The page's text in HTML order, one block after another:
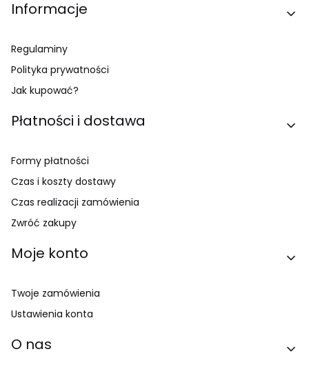
Linki w stopce
Informacje
Regulaminy
Polityka prywatności
Jak kupować?
Płatności i dostawa
Formy płatności
Czas i koszty dostawy
Czas realizacji zamówienia
Zwróć zakupy
Moje konto
Twoje zamówienia
Ustawienia konta
O nas